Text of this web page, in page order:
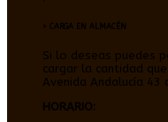
> CARGA EN ALMACÉN
Si lo deseas puedes
cargar la cantidad
Avenida Andalucía 43
HORARIO: